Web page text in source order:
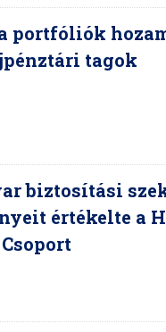
portfóliók
tagok
biztosítási
értékelte a